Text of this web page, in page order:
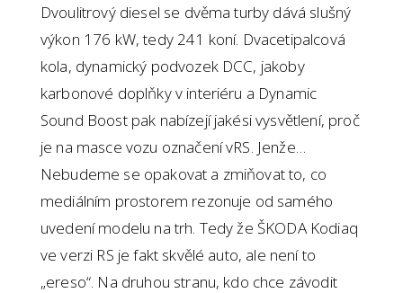
Dvoulitrový diesel se dvěma turby dává slušný
výkon 176 kW, tedy 241 koní. Dvacetipalcová
kola, dynamický podvozek DCC, jakoby
karbonové doplňky v interiéru a Dynamic
Sound Boost pak nabízejí jakési vysvětlení, proč
je na masce vozu označení vRS. Jenže…
Nebudeme se opakovat a zmiňovat to, co
mediálním prostorem rezonuje od samého
uvedení modelu na trh. Tedy že ŠKODA Kodiaq
ve verzi RS je fakt skvělé auto, ale není to
„ereso“. Na druhou stranu, kdo chce závodit